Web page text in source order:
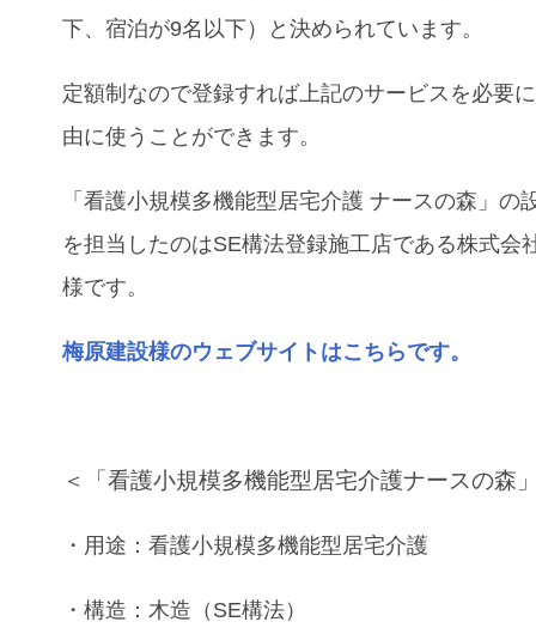
下、宿泊が9名以下）と決められています。
定額制なので登録すれば上記のサービスを必要
由に使うことができます。
「看護小規模多機能型居宅介護 ナースの森」の
を担当したのはSE構法登録施工店である株式会
様です。
梅原建設様のウェブサイトはこちらです。
＜「​​看護小規模多機能型居宅介護ナースの森
・用途：看護小規模多機能型居宅介護
・構造：木造（SE構法）